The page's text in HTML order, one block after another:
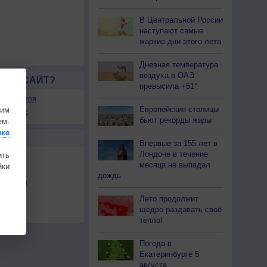
САЙТ?
сайтов
в RSS
В Центральной России
наступают самые
жаркие дни этого лета
Дневная температура
воздуха в ОАЭ
превысила +51°
Европейские столицы
бьют рекорды жары
Впервые за 155 лет в
Лондоне в течение
месяца не выпадал
дождь
Лето продолжит
щедро раздавать своё
тепло!
Погода в
Екатеринбурге 5
августа